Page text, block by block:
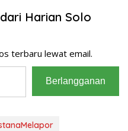
Harian Solo
terbaru lewat email.
Berlangganan